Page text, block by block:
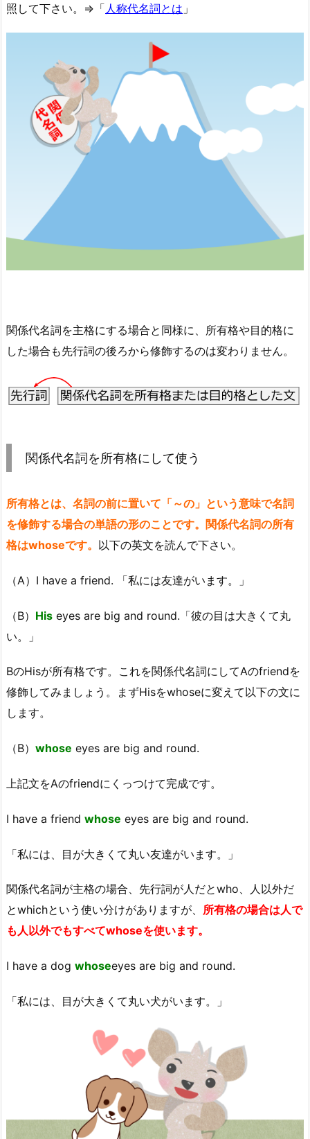
照して下さい。⇒「 人称代名詞とは 」
関係代名詞を主格にする場合と同様に、所有格や目的格に
した場合も先行詞の後ろから修飾するのは変わりません。
関係代名詞を所有格にして使う
所有格とは、名詞の前に置いて「～の」という意味で名詞
を修飾する場合の単語の形のことです。関係代名詞の所有
格はwhoseです。 以下の英文を読んで下さい。
（A）I have a friend. 「私には友達がいます。」
（B） His eyes are big and round.「彼の目は大きくて丸
い。」
BのHisが所有格です。これを関係代名詞にしてAのfriendを
修飾してみましょう。まずHisをwhoseに変えて以下の文に
します。
（B） whose eyes are big and round.
上記文をAのfriendにくっつけて完成です。
I have a friend whose eyes are big and round.
「私には、目が大きくて丸い友達がいます。」
関係代名詞が主格の場合、先行詞が人だとwho、人以外だ
とwhichという使い分けがありますが、 所有格の場合は人で
も人以外でもすべてwhoseを使います。
I have a dog whoseeyes are big and round.
「私には、目が大きくて丸い犬がいます。」